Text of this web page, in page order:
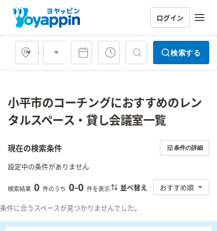
ログイン
会場タイプ 検索する
小平市のコーチングにおすすめのレン
タルスペース・貸し会議室一覧
現在の検索条件 条件の詳細
設定中の条件がありません
検索結果 0 件のうち 0-0 件を表示 並べ替え おすすめ順
条件に合うスペースが見つかりませんでした。